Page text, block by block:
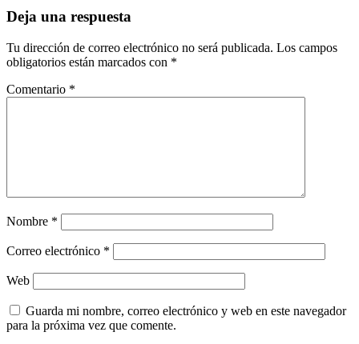
Deja una respuesta
Tu dirección de correo electrónico no será publicada. Los campos
obligatorios están marcados con *
Comentario *
Nombre *
Correo electrónico *
Web
Guarda mi nombre, correo electrónico y web en este navegador
para la próxima vez que comente.